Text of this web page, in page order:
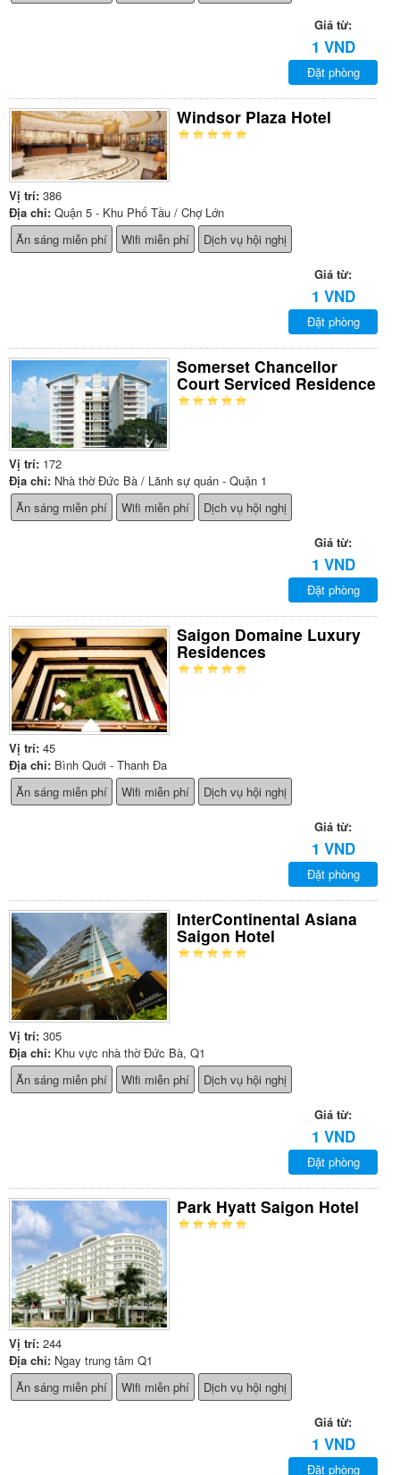
Giá từ:
1 VND
Đặt phòng
Windsor Plaza Hotel
Vị trí: 386
Địa chỉ: Quận 5 - Khu Phố Tầu / Chợ Lớn
Ăn sáng miễn phí
Wifi miễn phí Dịch vụ hội nghị
Giá từ:
1 VND
Đặt phòng
Somerset Chancellor
Court Serviced Residence
Vị trí: 172
Địa chỉ: Nhà thờ Đức Bà / Lãnh sự quán - Quận 1
Ăn sáng miễn phí
Wifi miễn phí Dịch vụ hội nghị
Giá từ:
1 VND
Đặt phòng
Saigon Domaine Luxury
Residences
Vị trí: 45
Địa chỉ: Bình Quới - Thanh Đa
Ăn sáng miễn phí
Wifi miễn phí Dịch vụ hội nghị
Giá từ:
1 VND
Đặt phòng
InterContinental Asiana
Saigon Hotel
Vị trí: 305
Địa chỉ: Khu vực nhà thờ Đức Bà, Q1
Ăn sáng miễn phí
Wifi miễn phí Dịch vụ hội nghị
Giá từ:
1 VND
Đặt phòng
Park Hyatt Saigon Hotel
Vị trí: 244
Địa chỉ: Ngay trung tâm Q1
Ăn sáng miễn phí
Wifi miễn phí Dịch vụ hội nghị
Giá từ:
1 VND
Đặt phòng